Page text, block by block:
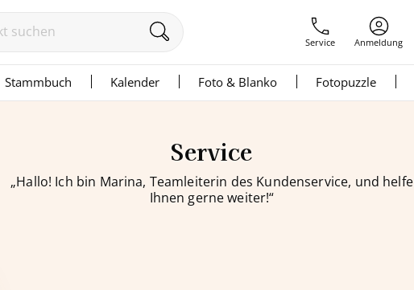
Service Anmeldung
Stammbuch Kalender Foto & Blanko Fotopuzzle
Service
„Hallo! Ich bin Marina, Teamleiterin des Kundenservice, und helfe
Ihnen gerne weiter!“